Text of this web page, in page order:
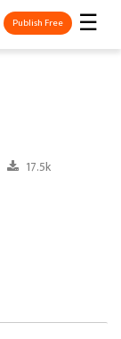
☰
Publish Free
17.5k